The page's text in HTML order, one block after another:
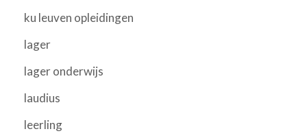
ku leuven opleidingen
lager
lager onderwijs
laudius
leerling